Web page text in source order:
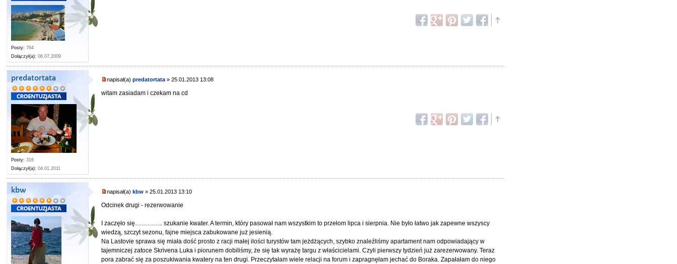
Posty: 764
Dołączył(a): 06.07.2009
predatortata
Posty: 316
Dołączył(a): 04.01.2011
napisał(a)predatortata» 25.01.2013 13:08
witam zasiadam i czekam na cd
kbw napisał(a) kbw » 25.01.2013 13:10
Odcinek drugi - rezerwowanie
I zaczęło się………….. szukanie kwater. A termin, który pasował nam wszystkim to przełom lipca i sierpnia. Nie było łatwo jak zapewne wszyscy
wiedzą, szczyt sezonu, fajne miejsca zabukowane już jesienią.
Na Lastovie sprawa się miała dość prosto z racji małej ilości turystów tam jeżdżących, szybko znaleźliśmy apartament nam odpowiadający w
tajemniczej zatoce Skrivena Luka i piorunem dobiliśmy, że się tak wyrażę targu z właścicielami. Czyli pierwszy tydzień już zarezerwowany. Teraz
pora zabrać się za poszukiwania kwatery na ten drugi. Przeczytałam wiele relacji na forum i zapragnęłam jechać do Boraka. Zapałałam do niego